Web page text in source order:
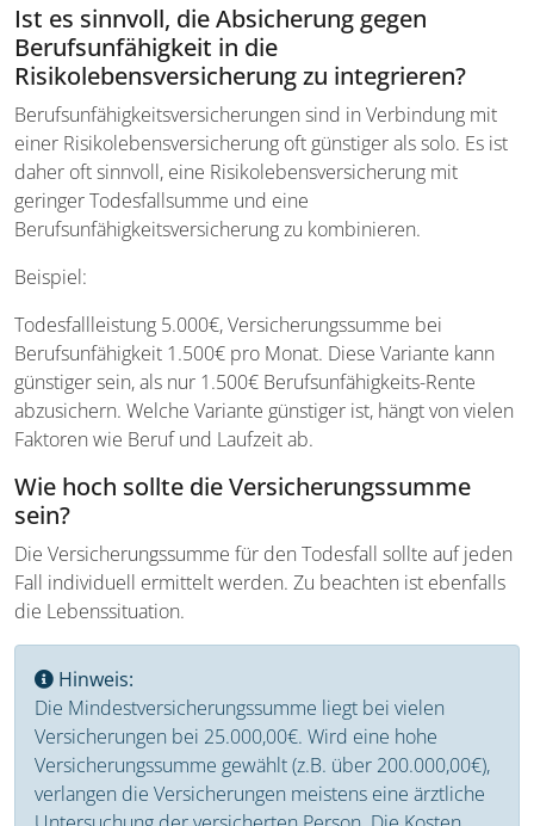
Ist es sinnvoll, die Absicherung gegen
Berufsunfähigkeit in die
Risikolebensversicherung zu integrieren?
Berufsunfähigkeitsversicherungen sind in Verbindung mit
einer Risikolebensversicherung oft günstiger als solo. Es ist
daher oft sinnvoll, eine Risikolebensversicherung mit
geringer Todesfallsumme und eine
Berufsunfähigkeitsversicherung zu kombinieren.
Beispiel:
Todesfallleistung 5.000€, Versicherungssumme bei
Berufsunfähigkeit 1.500€ pro Monat. Diese Variante kann
günstiger sein, als nur 1.500€ Berufsunfähigkeits-Rente
abzusichern. Welche Variante günstiger ist, hängt von vielen
Faktoren wie Beruf und Laufzeit ab.
Wie hoch sollte die Versicherungssumme
sein?
Die Versicherungssumme für den Todesfall sollte auf jeden
Fall individuell ermittelt werden. Zu beachten ist ebenfalls
die Lebenssituation.
Hinweis:
Die Mindestversicherungssumme liegt bei vielen
Versicherungen bei 25.000,00€. Wird eine hohe
Versicherungssumme gewählt (z.B. über 200.000,00€),
verlangen die Versicherungen meistens eine ärztliche